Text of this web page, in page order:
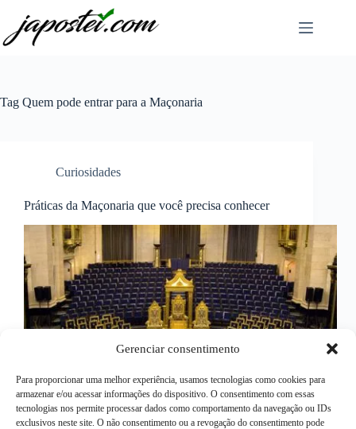
Gerenciar consentimento
Para proporcionar uma melhor experiência, usamos tecnologias como cookies para
armazenar e/ou acessar informações do dispositivo. O consentimento com essas
tecnologias nos permite processar dados como comportamento da navegação ou IDs
exclusivos neste site. O não consentimento ou a revogação do consentimento pode
conteúdo
Tag Quem pode entrar para a Maçonaria
Curiosidades
Práticas da Maçonaria que você precisa conhecer